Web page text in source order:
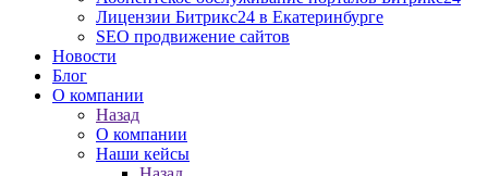
Лицензии Битрикс24 в Екатеринбурге
SEO продвижение сайтов
Новости
Блог
О компании
Назад
О компании
Наши кейсы